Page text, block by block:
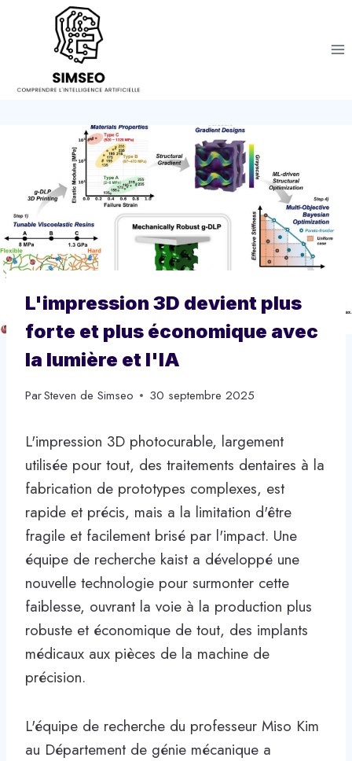
L'impression 3D devient plus
forte et plus économique avec
la lumière et l'IA
ParSteven de Simseo 30 septembre 2025
L'impression 3D photocurable, largement
utilisée pour tout, des traitements dentaires à la
fabrication de prototypes complexes, est
rapide et précis, mais a la limitation d'être
fragile et facilement brisé par l'impact. Une
équipe de recherche kaist a développé une
nouvelle technologie pour surmonter cette
faiblesse, ouvrant la voie à la production plus
robuste et économique de tout, des implants
médicaux aux pièces de la machine de
précision.
L'équipe de recherche du professeur Miso Kim
au Département de génie mécanique a